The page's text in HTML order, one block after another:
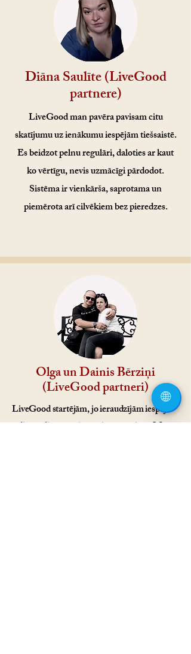
Diāna Saulīte (LiveGood
partnere)
LiveGood man pavēra pavisam citu
skatījumu uz ienākumu iespējām tiešsaistē.
Es beidzot pelnu regulāri, daloties ar kaut
ko vērtīgu, nevis uzmācīgi pārdodot.
Sistēma ir vienkārša, saprotama un
piemērota arī cilvēkiem bez pieredzes.
Olga un Dainis Bērziņi
(LiveGood partneri)
LiveGood startējām, jo ieraudzījām iespēju
soli pa solim tuvoties saviem sapņiem. Mums
🌐